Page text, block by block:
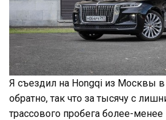
Я съездил на Hongqi из Москвы
обратно, так что за тысячу с
трассового пробега более-